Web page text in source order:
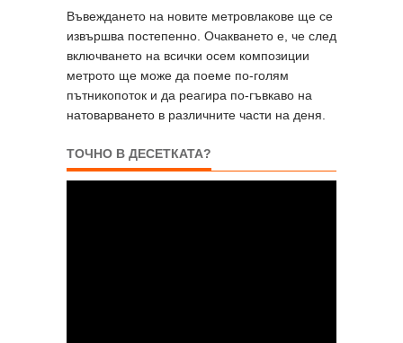
Въвеждането на новите метровлакове ще се
извършва постепенно. Очакването е, че след
включването на всички осем композиции
метрото ще може да поеме по-голям
пътникопоток и да реагира по-гъвкаво на
натоварването в различните части на деня.
ТОЧНО В ДЕСЕТКАТА?